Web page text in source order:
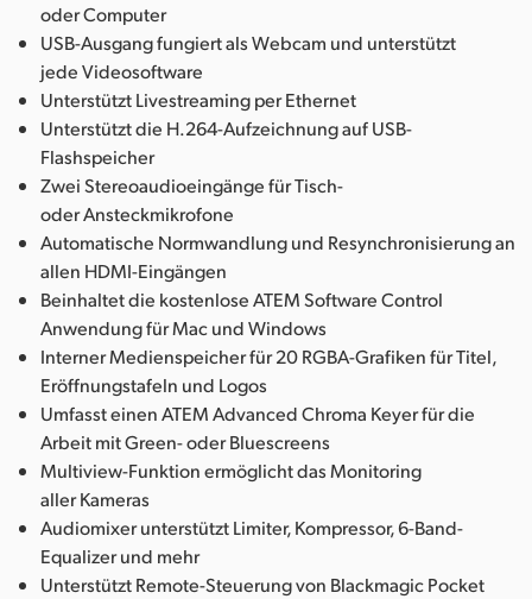
oder Computer
USB-Ausgang fungiert als Webcam und unterstützt
jede Videosoftware
Unterstützt Livestreaming per Ethernet
Unterstützt die H.264-Aufzeichnung auf USB-
Flashspeicher
Zwei Stereoaudioeingänge für Tisch-
oder Ansteckmikrofone
Automatische Normwandlung und Resynchronisierung an
allen HDMI-Eingängen
Beinhaltet die kostenlose ATEM Software Control
Anwendung für Mac und Windows
Interner Medienspeicher für 20 RGBA-Grafiken für Titel,
Eröffnungstafeln und Logos
Umfasst einen ATEM Advanced Chroma Keyer für die
Arbeit mit Green- oder Bluescreens
Multiview-Funktion ermöglicht das Monitoring
aller Kameras
Audiomixer unterstützt Limiter, Kompressor, 6-Band-
Equalizer und mehr
Unterstützt Remote-Steuerung von Blackmagic Pocket